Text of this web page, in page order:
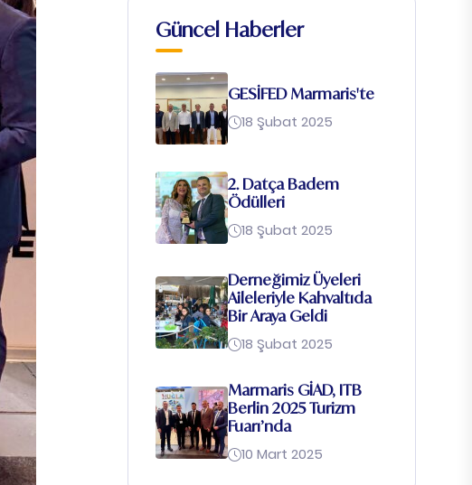
Güncel Haberler
GESİFED Marmaris'te
18 Şubat 2025
2. Datça Badem
Ödülleri
18 Şubat 2025
Derneğimiz Üyeleri
Ai̇leleriyle Kahvaltıda
Bir Araya Geldi
18 Şubat 2025
Marmaris GİAD, ITB
Berlin 2025 Turizm
Fuarı’nda
10 Mart 2025